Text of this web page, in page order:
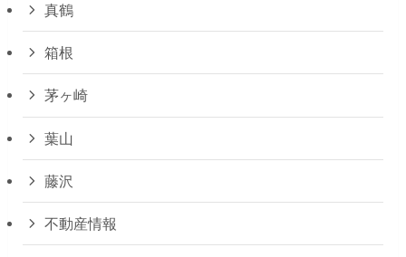
真鶴
箱根
茅ヶ崎
葉山
藤沢
不動産情報